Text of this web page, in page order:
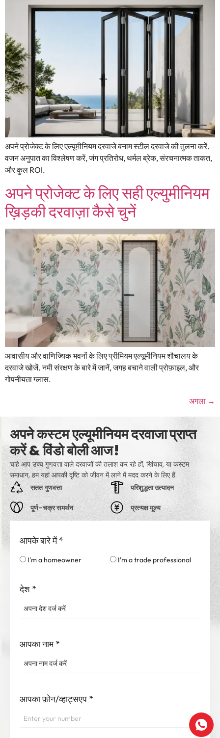
अपने प्रोजेक्ट के लिए एल्यूमीनियम दरवाजे बनाम स्टील दरवाजे की तुलना करें.
वजन अनुपात का विश्लेषण करें, जंग प्रतिरोध, थर्मल ब्रेक, संरचनात्मक ताकत,
और कुल ROI.
अपने प्रोजेक्ट के लिए सही एल्युमीनियम
ख़िड़की दरवाज़ा कैसे चुनें
आवासीय और वाणिज्यिक भवनों के लिए प्रीमियम एल्यूमीनियम शौचालय के
दरवाजे खोजें. नमी संरक्षण के बारे में जानें, जगह बचाने वाली प्रोफ़ाइल, और
गोपनीयता ग्लास.
अगला →
अपने कस्टम एल्यूमीनियम दरवाजा प्राप्त
करें & विंडो बोली आज!
चाहे आप उच्च गुणवत्ता वाले दरवाजों की तलाश कर रहे हों, खिंचाव, या कस्टम
समाधान, हम यहां आपकी दृष्टि को जीवन में लाने में मदद करने के लिए हैं.
सतत गुणवत्ता
पूर्ण-चक्र समर्थन
परिशुद्धता उत्पादन
प्रत्यक्ष मूल्य
आपके बारे में *
I'm a homeowner I'm a trade professional
देश *
आपका नाम *
आपका फ़ोन/व्हाट्सएप *